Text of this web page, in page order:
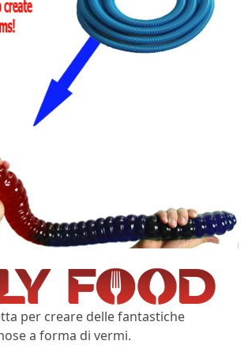
per creare delle fantastiche
a forma di vermi.